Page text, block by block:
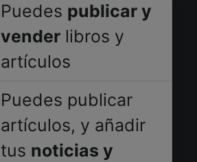
Puedes publicar y
vender libros y
artículos
Puedes publicar
artículos, y añadir
tus noticias y